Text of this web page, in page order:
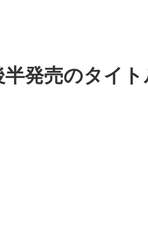
半発売のタイ